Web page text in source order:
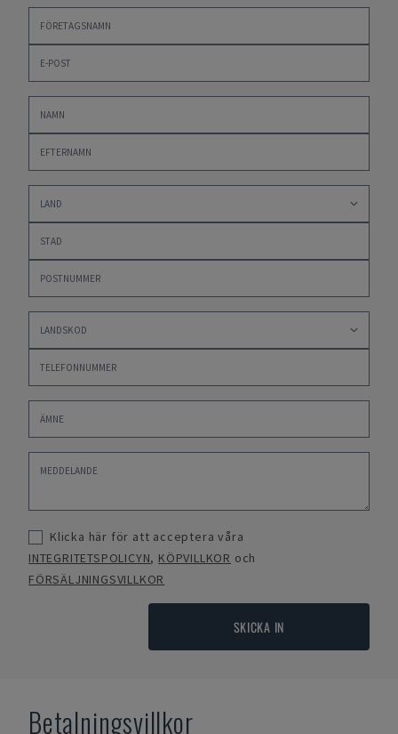
Klicka här för att acceptera våra
INTEGRITETSPOLICYN, KÖPVILLKOR och
FÖRSÄLJNINGSVILLKOR
SKICKA IN
Betalningsvillkor